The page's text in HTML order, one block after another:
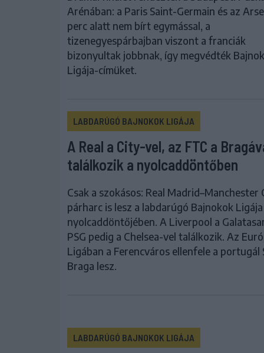
Arénában: a Paris Saint-Germain és az
perc alatt nem bírt egymással, a
tizenegyespárbajban viszont a franciák
bizonyultak jobbnak, így megvédték
Ligája-címüket.
LABDARÚGÓ BAJNOKOK LIGÁJA
A Real a City-vel, az FTC a
találkozik a nyolcaddöntőben
Csak a szokásos: Real Madrid–Manchester
párharc is lesz a labdarúgó Bajnokok Ligája
nyolcaddöntőjében. A Liverpool a
PSG pedig a Chelsea-vel találkozik. Az
Ligában a Ferencváros ellenfele a portugál
Braga lesz.
LABDARÚGÓ BAJNOKOK LIGÁJA